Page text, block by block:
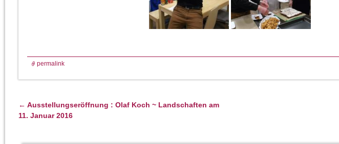
permalink
Artikelnavigation
← Ausstellungseröffnung : Olaf Koch ~ Landschaften am
11. Januar 2016